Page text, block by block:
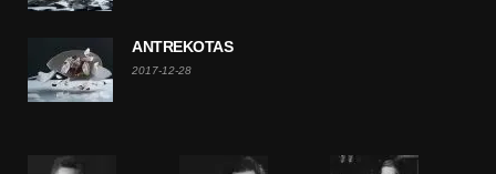
ANTREKOTAS
2017-12-28